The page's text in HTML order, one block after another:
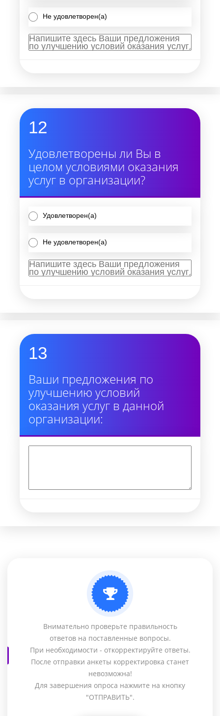
Не удовлетворен(а)
12
Удовлетворены ли Вы в
целом условиями оказания
услуг в организации?
Удовлетворен(а)
Не удовлетворен(а)
13
Ваши предложения по
улучшению условий
оказания услуг в данной
организации:
Внимательно проверьте правильность
ответов на поставленные вопросы.
При необходимости - откорректируйте ответы.
После отправки анкеты корректировка станет
невозможна!
Для завершения опроса нажмите на кнопку
"ОТПРАВИТЬ".